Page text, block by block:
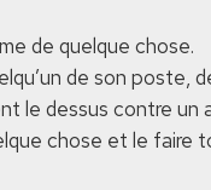
de quelque chose.
de son poste,
le dessus contre un
chose et le faire